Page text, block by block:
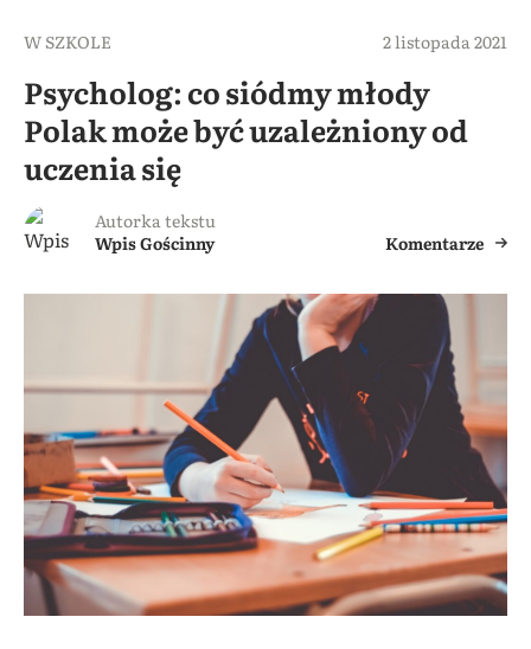
W SZKOLE 2 listopada 2021
Psycholog: co siódmy młody
Polak może być uzależniony od
uczenia się
Autorka tekstu
Wpis Gościnny
Komentarze